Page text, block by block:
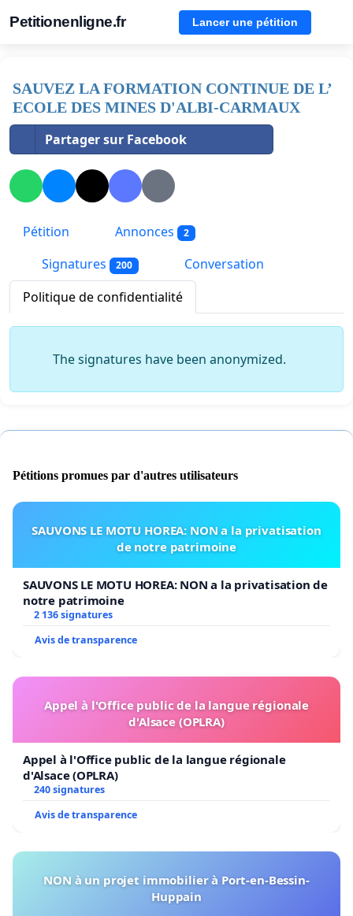
Petitionenligne.fr Lancer une pétition
SAUVEZ LA FORMATION CONTINUE DE L’
ECOLE DES MINES D'ALBI-CARMAUX
Partager sur Facebook
Pétition Annonces 2
Signatures 200
Conversation
Politique de confidentialité
The signatures have been anonymized.
Pétitions promues par d'autres utilisateurs
SAUVONS LE MOTU HOREA: NON a la privatisation
de notre patrimoine
SAUVONS LE MOTU HOREA: NON a la privatisation de
notre patrimoine
2 136 signatures
Avis de transparence
Appel à l'Office public de la langue régionale
d'Alsace (OPLRA)
Appel à l'Office public de la langue régionale
d'Alsace (OPLRA)
240 signatures
Avis de transparence
NON à un projet immobilier à Port-en-Bessin-
Huppain